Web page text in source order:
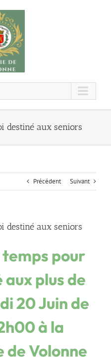
destiné aux seniors
Précédent Suivant
destiné aux seniors
temps pour
aux plus de
20 Juin de
à la
de Volonne